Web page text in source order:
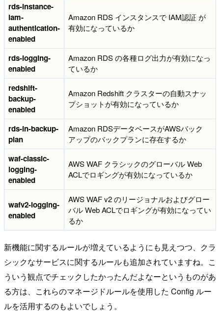
rds-instance-
iam-
authentication-
enabled
Amazon RDS インスタンスで IAM認証 が
有効になっているか
rds-logging-
enabled
Amazon RDS の各種ログ出力が有効になっ
ているか
redshift-
backup-
enabled
Amazon Redshift クラスターの自動スナッ
プショットが有効になっているか
rds-in-backup-
plan
Amazon RDSデータベースがAWSバック
アップのバックプランに存在するか
waf-classic-
logging-
enabled
AWS WAF クラシックのグローバル Web
ACLでロギングが有効になっているか
wafv2-logging-
enabled
AWS WAF v2 のリージョナルおよびグロー
バル Web ACLでロギングが有効になってい
るか
新機能に関するルールが増えているようにも見えつつ、クラ
シックなサービスに関するルールも追加されていますね。こ
ういう観点でチェックしたかったんだよなーというものがあ
る方は、これらのマネージドルールを使用した Config ルー
ルを活用するのもよいでしょう。